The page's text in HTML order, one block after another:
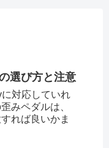
選び方と注意
対応していれ
みペダルは、
れば良いかま